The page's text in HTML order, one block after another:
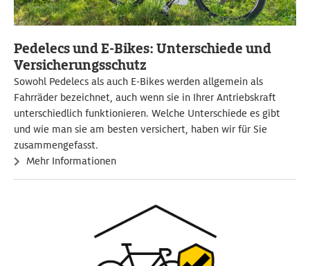
Pedelecs und E-Bikes: Unterschiede und
Versicherungsschutz
Sowohl Pedelecs als auch E-Bikes werden allgemein als
Fahrräder bezeichnet, auch wenn sie in Ihrer Antriebskraft
unterschiedlich funktionieren. Welche Unterschiede es gibt
und wie man sie am besten versichert, haben wir für Sie
zusammengefasst.
Mehr Informationen